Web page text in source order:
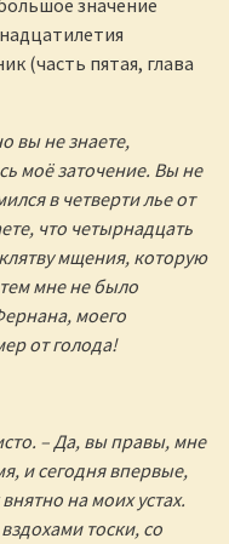
значение
(часть пятая, глава
вы не знаете,
моё заточение. Вы не
в четверти лье от
что четырнадцать
мщения, которую
мне не было
моего
от голода!
– Да, вы правы, мне
и сегодня впервые,
на моих устах.
тоски, со